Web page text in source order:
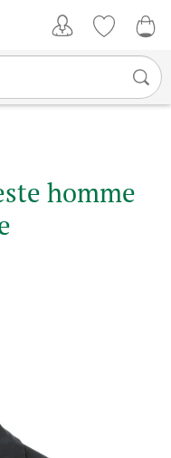
homme